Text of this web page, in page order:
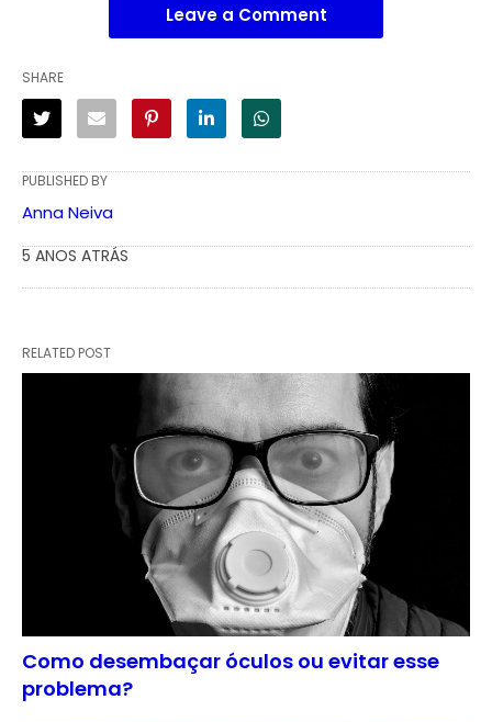
Leave a Comment
SHARE
PUBLISHED BY
Anna Neiva
5 ANOS ATRÁS
RELATED POST
Como desembaçar óculos ou evitar esse
problema?